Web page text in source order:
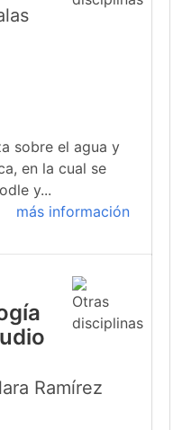
sobre el agua y
en la cual se
y...
más información
Ramírez